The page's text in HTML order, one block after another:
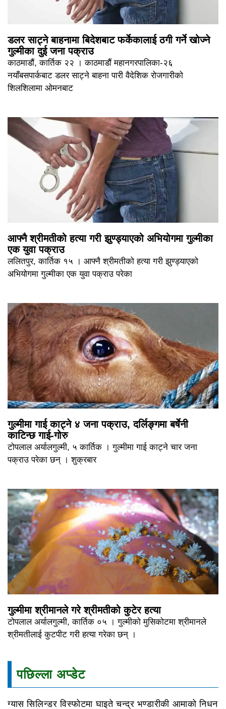
डलर साट्ने बाहनामा बिदेशबाट फर्केकालाई ठगी गर्ने खोज्ने
गुल्मीका दुई जना पक्राउ
काठमाडौं, कार्तिक २२ । काठमाडौं महानगरपालिका-२६
नयाँबसपार्कबाट डलर साट्ने बाहना पारी वैदेशिक रोजगारीको
शिलशिलामा ओमनबाट
आफ्नै श्रीमतीको हत्या गरी झुण्ड्याएको अभियोगमा गुल्मीका
एक युवा पक्राउ
ललितपुर, कार्तिक १५ । आफ्नै श्रीमतीको हत्या गरी झुण्ड्याएको
अभियोगमा गुल्मीका एक युवा पक्राउ परेका
गुल्मीमा गाई काट्ने ४ जना पक्राउ, दर्लिङ्गमा बर्षेनी
काटिन्छ गाई-गोरु
टोपलाल अर्यालगुल्मी, ५ कार्तिक । गुल्मीमा गाई काट्ने चार जना
पक्राउ परेका छन् । शुक्रबार
गुल्मीमा श्रीमानले गरे श्रीमतीको कुटेर हत्या
टोपलाल अर्यालगुल्मी, कार्तिक ०५ । गुल्मीको मुसिकोटमा श्रीमानले
श्रीमतीलाई कुटपीट गरी हत्या गरेका छन् ।
पछिल्ला अप्डेट
ग्यास सिलिन्डर विस्फोटमा घाइते चन्द्र भण्डारीकी आमाको निधन